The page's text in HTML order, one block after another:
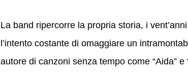
La band ripercorre la propria storia, i
l’intento costante di omaggiare un
autore di canzoni senza tempo come “Aida” e